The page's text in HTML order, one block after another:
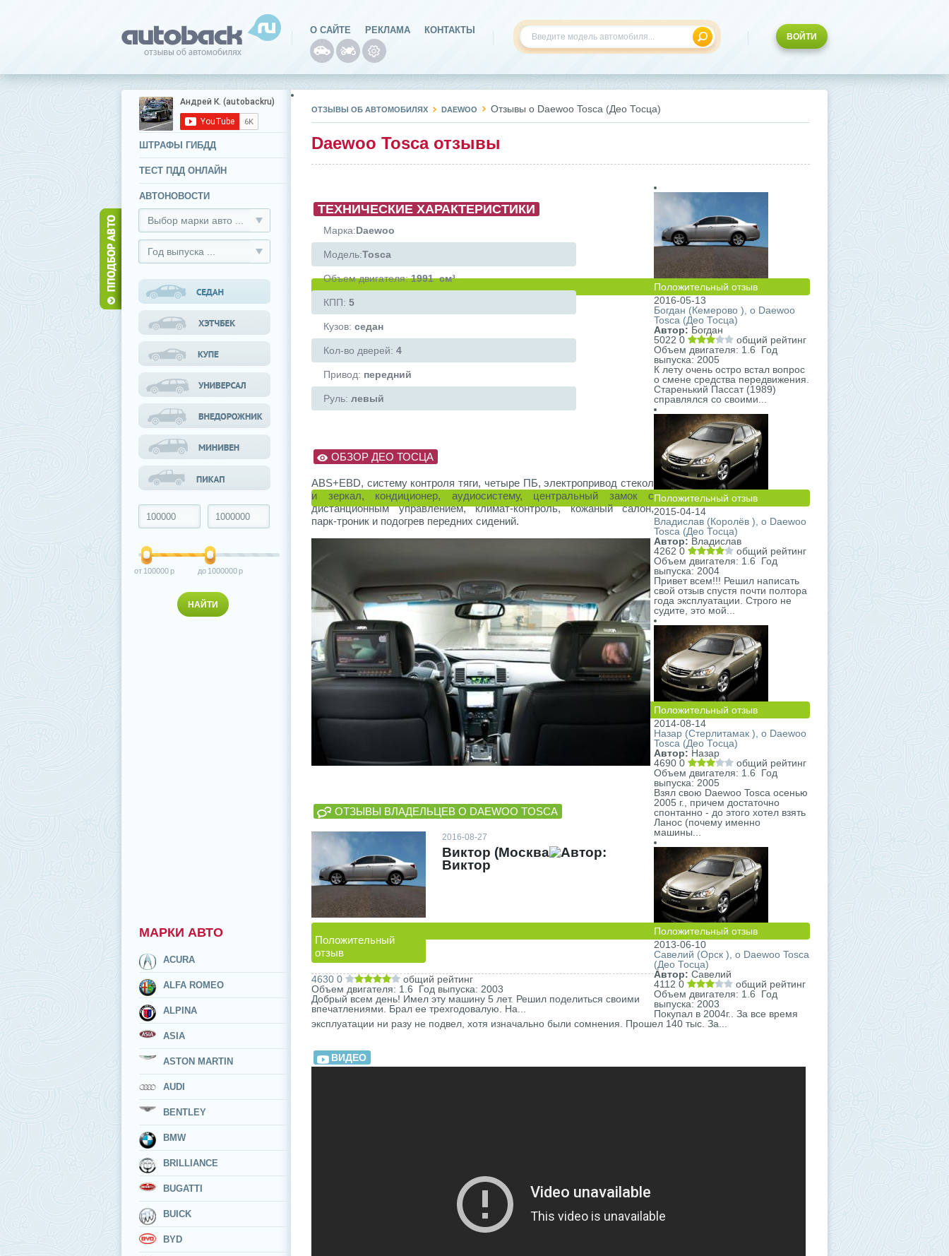
О САЙТЕ РЕКЛАМА КОНТАКТЫ
ВОЙТИ
ШТРАФЫ ГИБДД
ТЕСТ ПДД ОНЛАЙН
АВТОНОВОСТИ
Выбор марки авто ...
Год выпуска ...
100000 1000000
МАРКИ АВТО
ACURA
ALFA ROMEO
ALPINA
ASIA
ASTON MARTIN
AUDI
BENTLEY
BMW
BRILLIANCE
BUGATTI
BUICK
BYD
ОТЗЫВЫ ОБ АВТОМОБИЛЯХ DAEWOO Отзывы о Daewoo Tosca (Део Тосца)
Daewoo Tosca отзывы
ТЕХНИЧЕСКИЕ ХАРАКТЕРИСТИКИ
Марка:Daewoo
Модель:Tosca
Объем двигателя:1991 см³
КПП: 5
Кузов: седан
Кол-во дверей: 4
Привод: передний
Руль: левый
ОБЗОР ДЕО ТОСЦА
ABS+EBD, систему контроля тяги, четыре ПБ, электропривод стекол
и зеркал, кондиционер, аудиосистему, центральный замок с
дистанционным управлением, климат-контроль, кожаный салон,
парк-троник и подогрев передних сидений.
ОТЗЫВЫ ВЛАДЕЛЬЦЕВ О DAEWOO TOSCA
Положительный
отзыв
2016-08-27
Виктор (Москва
Автор:
Виктор
4630 0
общий рейтинг
Объем двигателя: 1.6 Год выпуска: 2003
Добрый всем день! Имел эту машину 5 лет. Решил поделиться своими
впечатлениями. Брал ее трехгодовалую. На...
Положительный отзыв
2016-05-13
Богдан (Кемерово ), о Daewoo
Tosca (Део Тосца)
Автор: Богдан
5022 0
общий рейтинг
Объем двигателя: 1.6 Год
выпуска: 2005
К лету очень остро встал вопрос
о смене средства передвижения.
Старенький Пассат (1989)
справлялся со своими...
Положительный отзыв
2015-04-14
Владислав (Королёв ), о Daewoo
Tosca (Део Тосца)
Автор: Владислав
4262 0
общий рейтинг
Объем двигателя: 1.6 Год
выпуска: 2004
Привет всем!!! Решил написать
свой отзыв спустя почти полтора
года эксплуатации. Строго не
судите, это мой...
Положительный отзыв
2014-08-14
Назар (Стерлитамак ), о Daewoo
Tosca (Део Тосца)
Автор: Назар
4690 0
общий рейтинг
Объем двигателя: 1.6 Год
выпуска: 2005
Взял свою Daewoo Tosca осенью
2005 г., причем достаточно
спонтанно - до этого хотел взять
Ланос (почему именно
машины...
Положительный отзыв
2013-06-10
Савелий (Орск ), о Daewoo Tosca
(Део Тосца)
Автор: Савелий
4112 0
общий рейтинг
Объем двигателя: 1.6 Год
выпуска: 2003
Покупал в 2004г.. За все время
эксплуатации ни разу не подвел, хотя изначально были сомнения. Прошел 140 тыс. За...
ВИДЕО